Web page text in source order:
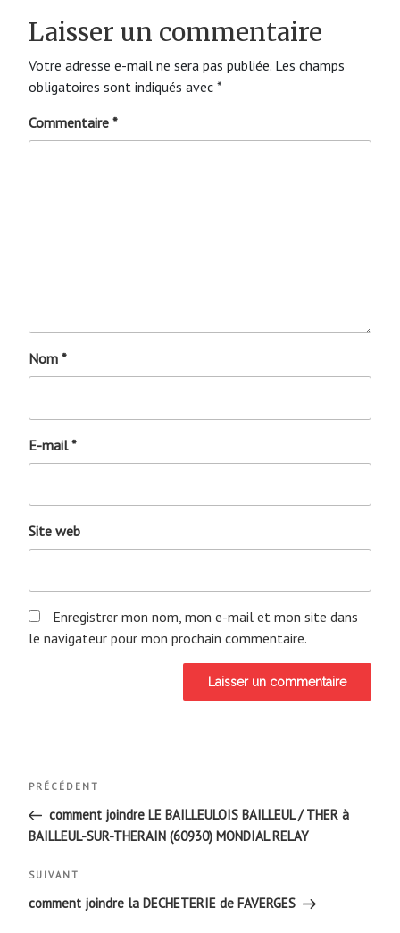
Laisser un commentaire
Votre adresse e-mail ne sera pas publiée. Les champs
obligatoires sont indiqués avec *
Commentaire *
Nom *
E-mail*
Site web
Enregistrer mon nom, mon e-mail et mon site dans
le navigateur pour mon prochain commentaire.
Navigation
de
l’article
Article
précédent
PRÉCÉDENT
comment joindre LE BAILLEULOIS BAILLEUL / THER à
BAILLEUL-SUR-THERAIN (60930) MONDIAL RELAY
Article
suivant
SUIVANT
comment joindre la DECHETERIE de FAVERGES